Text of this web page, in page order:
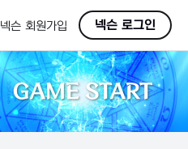
넥슨 회원가입 넥슨 로그인
GAME START